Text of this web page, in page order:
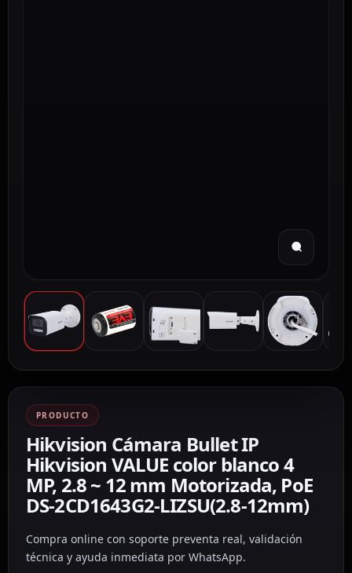
PRODUCTO
Hikvision Cámara Bullet IP
Hikvision VALUE color blanco 4
MP, 2.8 ~ 12 mm Motorizada, PoE
DS-2CD1643G2-LIZSU(2.8-12mm)
Compra online con soporte preventa real, validación
técnica y ayuda inmediata por WhatsApp.